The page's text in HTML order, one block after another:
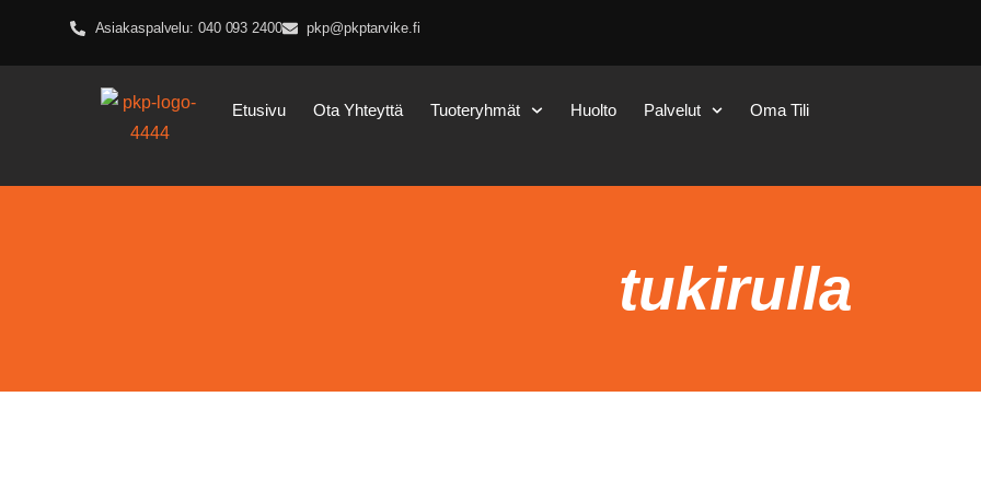
Asiakaspalvelu: 040 093 2400 pkp@pkptarvike.fi
Etusivu Ota Yhteyttä Tuoteryhmät Huolto Palvelut Oma Tili
tukirulla